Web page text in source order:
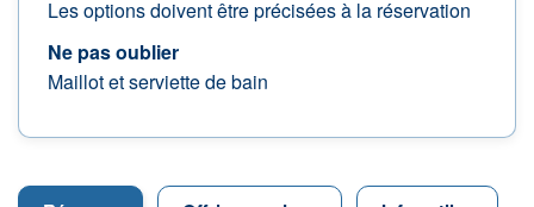
Les options doivent être précisées à la réservation
Ne pas oublier
Maillot et serviette de bain